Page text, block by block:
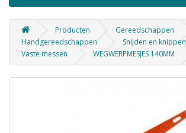
Producten
Gereedschappen
Handgereedschappen
Snijden en knippen
Vaste messen
WEGWERPMESJES 140MM